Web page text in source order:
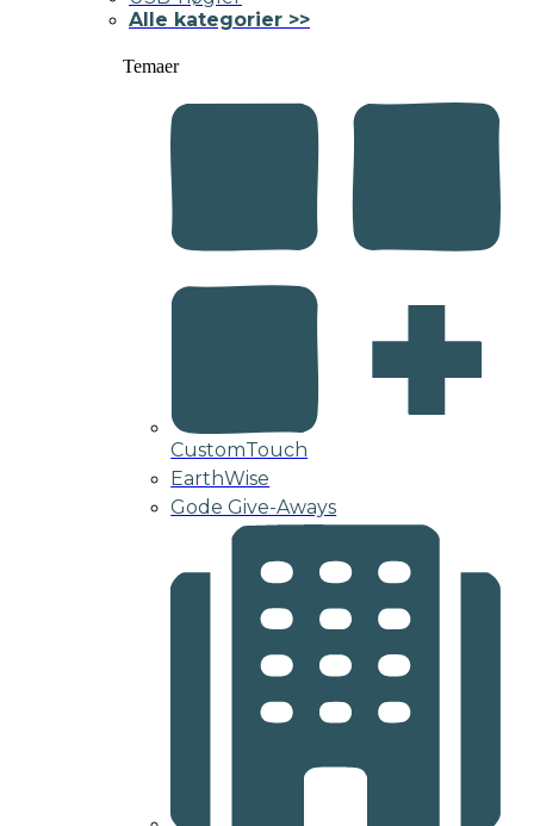
Alle kategorier >>
Temaer
CustomTouch
EarthWise
Gode Give-Aways